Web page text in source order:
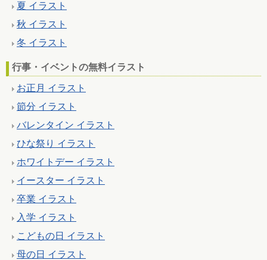
夏 イラスト
秋 イラスト
冬 イラスト
行事・イベントの無料イラスト
お正月 イラスト
節分 イラスト
バレンタイン イラスト
ひな祭り イラスト
ホワイトデー イラスト
イースター イラスト
卒業 イラスト
入学 イラスト
こどもの日 イラスト
母の日 イラスト